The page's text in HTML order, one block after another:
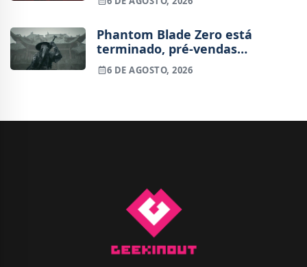
novo
Phantom Blade Zero está
terminado, pré-vendas
começam na próxima semana
6 DE AGOSTO, 2026